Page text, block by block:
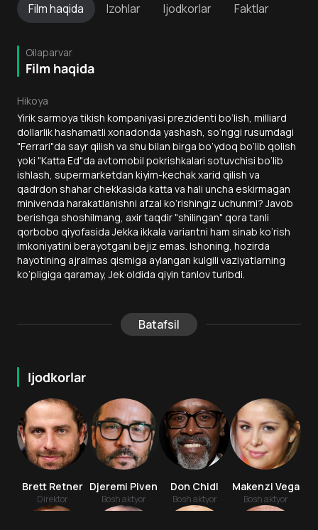
Filmhaqida Izohlar Ijodkorlar Faktlar
Oilaparvar
Film haqida
Hikoya
Yirik sarmoya tikish kompaniyasi prezidenti bo‘lish, milliard
dollarlik hashamatli xonadonda yashash, so‘nggi rusumdagi
"Ferrari"da sayr qilish va shu bilan birga bo‘ydoq bo‘lib qolish
yoki "Katta Ed"da avtomobil pokrishkalari sotuvchisi bo‘lib
ishlash, supermarketdan kiyim-kechak xarid qilish va
qadrdon shahar chekkasida katta va hali uncha eskirmagan
minivenda harakatlanishni afzal ko‘rishingiz uchunmi? Javob
berishga shoshilmang, axir taqdir "shilingan" qora tanli
qorbobo qiyofasida Jekka ikkala variantni ham sinab ko‘rish
imkoniyatini berayotgani bejiz emas. Ishoning, hozirda
hayotining ajralmas qismiga aylangan kulgili vaziyatlarning
ko‘pligiga qaramay, Jek oldida qiyin tanlov turibdi.
Batafsil
Ijodkorlar
Brett Retner
Direktor
Djeremi Piven
Bosh aktyor
Don Chidl
Bosh aktyor
Makenzi Vega
Bosh aktyor